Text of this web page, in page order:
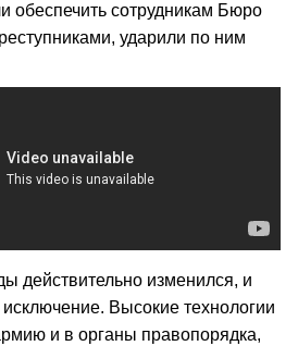
обеспечить сотрудникам Бюро
ударили по ним
действительно изменился, и
Высокие технологии
и в органы правопорядка,